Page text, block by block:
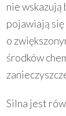
nie
pojawiają
o
środków
Silna jest